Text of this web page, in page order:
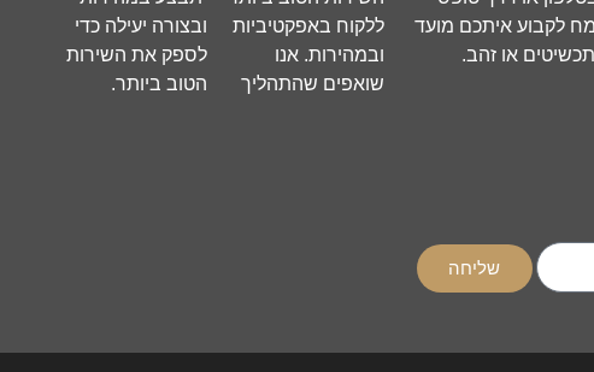
לקבוע איתכם מועד
או זהב.
שליחה
ללקוח באפקטיביות
ובמהירות. אנו
שואפים שהתהליך
ובצורה יעילה כדי
לספק את השירות
הטוב ביותר.